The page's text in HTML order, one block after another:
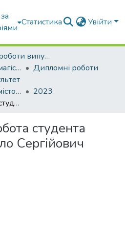
Статистика Увійти
Атестаційні роботи випускників
Атестаційні роботи магістрів
Дипломні роботи
191 Архітектура та містобудування. Архітектура будівель і споруд
2023
Атестаційна робота студента Покутній Кирило Сергійович
студента
Сергійович